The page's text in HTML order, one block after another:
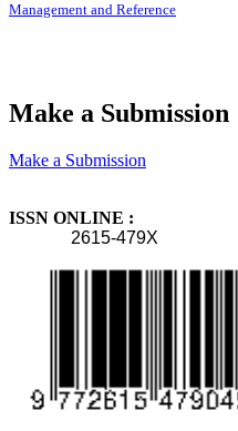
Management and Reference
Make a Submission
Make a Submission
ISSN ONLINE :
2615-479X